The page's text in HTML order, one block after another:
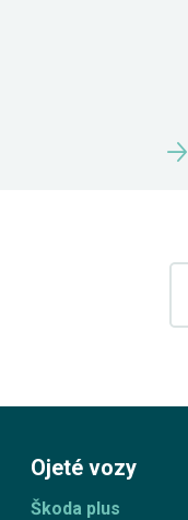
Ojeté vozy
Škoda plus